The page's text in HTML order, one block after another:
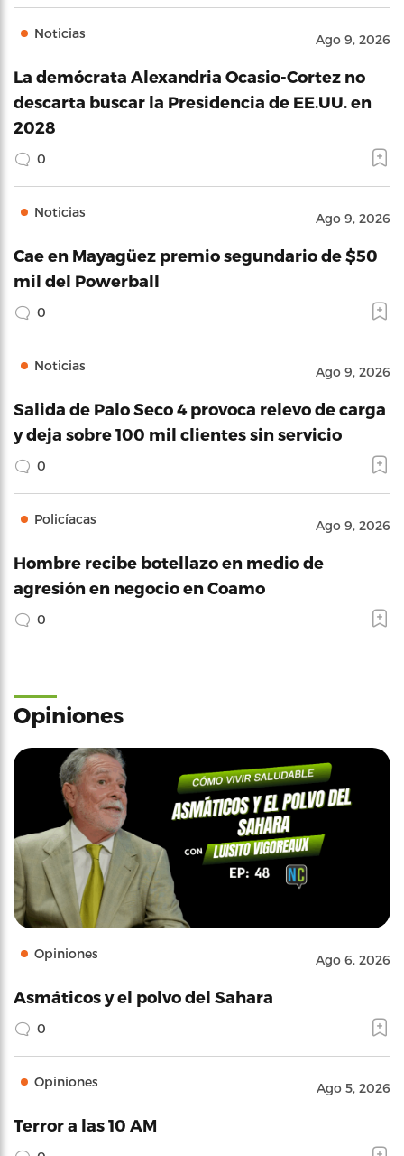
Noticias Ago 9, 2026
La demócrata Alexandria Ocasio-Cortez no
descarta buscar la Presidencia de EE.UU. en
2028
0
Noticias Ago 9, 2026
Cae en Mayagüez premio segundario de $50
mil del Powerball
0
Noticias Ago 9, 2026
Salida de Palo Seco 4 provoca relevo de carga
y deja sobre 100 mil clientes sin servicio
0
Policíacas Ago 9, 2026
Hombre recibe botellazo en medio de
agresión en negocio en Coamo
0
Opiniones
Opiniones Ago 6, 2026
Asmáticos y el polvo del Sahara
0
Opiniones Ago 5, 2026
Terror a las 10 AM